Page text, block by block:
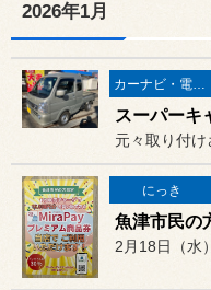
2026年1月
カーナビ・電装品
スーパーキ
にっき
魚津市民の